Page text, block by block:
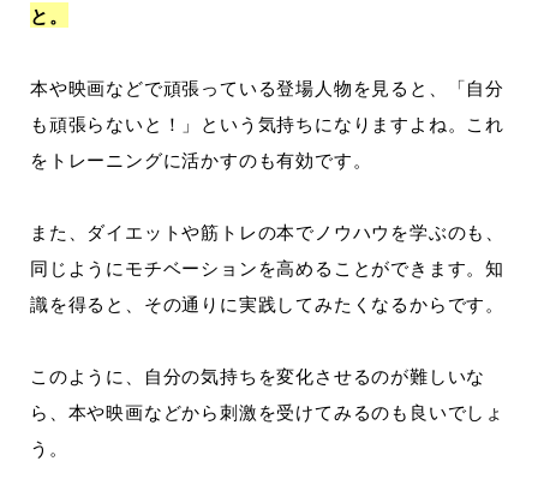
と。
本や映画などで頑張っている登場人物を見ると、「自分
も頑張らないと！」という気持ちになりますよね。これ
をトレーニングに活かすのも有効です。
また、ダイエットや筋トレの本でノウハウを学ぶのも、
同じようにモチベーションを高めることができます。知
識を得ると、その通りに実践してみたくなるからです。
このように、自分の気持ちを変化させるのが難しいな
ら、本や映画などから刺激を受けてみるのも良いでしょ
う。